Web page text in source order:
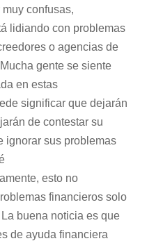
confusas,
lidiando con problemas
o agencias de
gente se siente
en estas
significar que dejarán
de contestar su
ignorar sus problemas
esto no
financieros solo
buena noticia es que
de ayuda financiera